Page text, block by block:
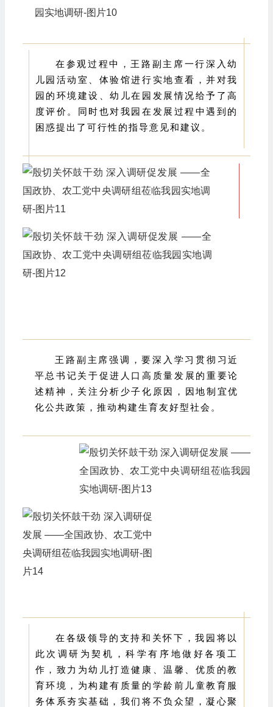
在参观过程中，王路副主席一行深入幼
儿园活动室、体验馆进行实地查看，并对我
园的环境建设、幼儿在园发展情况给予了高
度评价。同时也对我园在发展过程中遇到的
困惑提出了可行性的指导意见和建议。
王路副主席强调，要深入学习贯彻习近
平总书记关于促进人口高质量发展的重要论
述精神，关注分析少子化原因，因地制宜优
化公共政策，推动构建生育友好型社会。
在各级领导的支持和关怀下，我园将以
此次调研为契机，科学有序地做好各项工
作，致力为幼儿打造健康、温馨、优质的教
育环境，为构建有质量的学龄前儿童教育服
务体系夯实基础，我们将不负众望，凝心聚